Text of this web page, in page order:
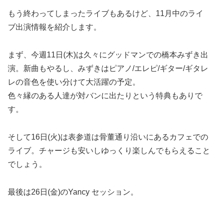
もう終わってしまったライブもあるけど、11月中のライ
ブ出演情報を紹介します。
まず、今週11日(木)は久々にグッドマンでの橋本みずき出
演。新曲もやるし、みずきはピアノ/エレピ/ギター/ギタレ
レの音色を使い分けて大活躍の予定。
色々縁のある人達が対バンに出たりという特典もありで
す。
そして16日(火)は表参道は骨董通り沿いにあるカフェでの
ライブ。チャージも安いしゆっくり楽しんでもらえること
でしょう。
最後は26日(金)のYancy セッション。